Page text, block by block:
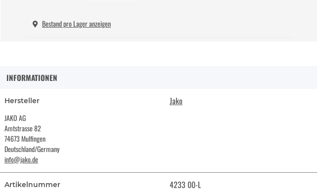
Bestand pro Lager anzeigen
INFORMATIONEN
Hersteller Jako
JAKO AG
Amtstrasse 82
74673 Mulfingen
Deutschland/Germany
info@jako.de
Artikelnummer 4233 00-L